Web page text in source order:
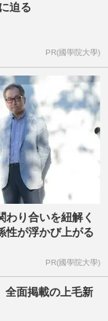
迫る
PR(國學院大學)
わり合いを紐解く
性が浮かび上がる
PR(國學院大學)
全面掲載の上毛新